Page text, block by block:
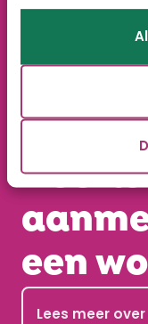
Hoe
een
Lees meer